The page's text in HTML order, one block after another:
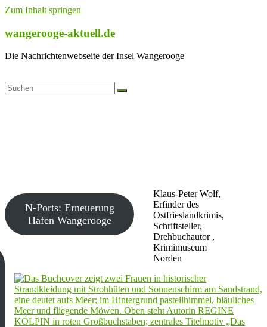
Zum Inhalt springen
wangerooge-aktuell.de
Die Nachrichtenwebseite der Insel Wangerooge
Klaus-Peter Wolf,
Erfinder des
Ostfrieslandkrimis,
Schriftsteller,
Drehbuchautor ,
Krimimuseum
Norden
N-Ports: Erneuerung
Hafen Wangerooge